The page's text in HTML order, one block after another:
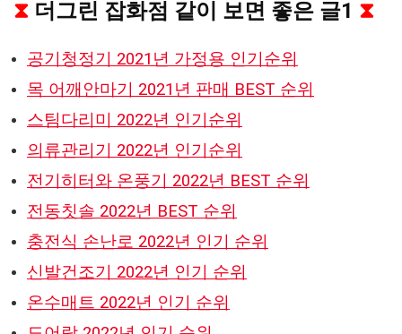
⧗ 더그린 잡화점 같이 보면 좋은 글1 ⧗
공기청정기 2021년 가정용 인기순위
목 어깨안마기 2021년 판매 BEST 순위
스팀다리미 2022년 인기순위
의류관리기 2022년 인기순위
전기히터와 온풍기 2022년 BEST 순위
전동칫솔 2022년 BEST 순위
충전식 손난로 2022년 인기 순위
신발건조기 2022년 인기 순위
온수매트 2022년 인기 순위